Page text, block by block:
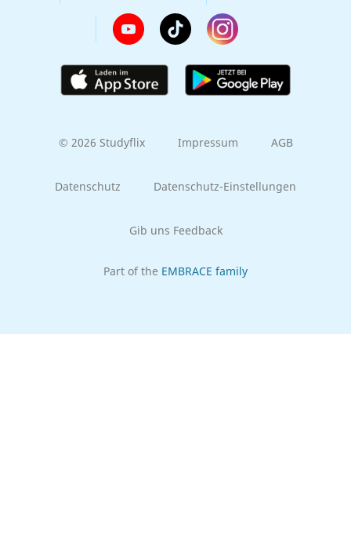
© 2026 Studyflix Impressum AGB
Datenschutz Datenschutz-Einstellungen
Gib uns Feedback
Part of the EMBRACE family